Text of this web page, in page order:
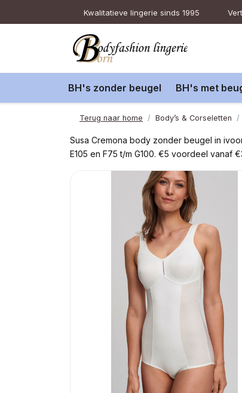
Kwalitatieve lingerie sinds 1995
BH's zonder beugel BH's met
Terug naar home Body’s & Corseletten
Susa Cremona body zonder beugel in
E105 en F75 t/m G100. €5 voordeel vanaf